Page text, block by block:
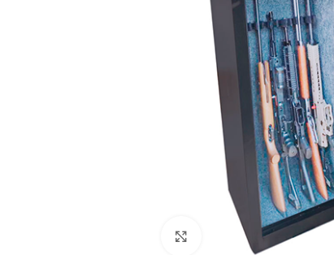
Clique para ampliar